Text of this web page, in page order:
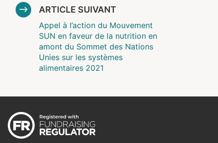
ARTICLE SUIVANT
Appel à l’action du Mouvement
SUN en faveur de la nutrition en
amont du Sommet des Nations
Unies sur les systèmes
alimentaires 2021